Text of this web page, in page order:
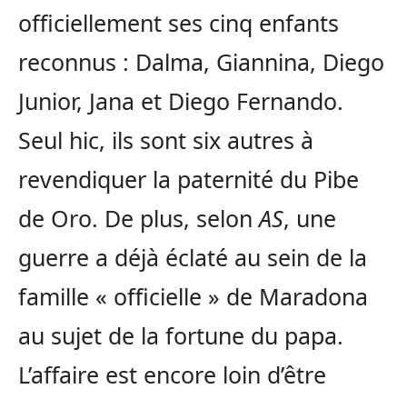
officiellement ses cinq enfants
reconnus : Dalma, Giannina, Diego
Junior, Jana et Diego Fernando.
Seul hic, ils sont six autres à
revendiquer la paternité du Pibe
de Oro. De plus, selonAS, une
guerre a déjà éclaté au sein de la
famille « officielle » de Maradona
au sujet de la fortune du papa.
L’affaire est encore loin d’être